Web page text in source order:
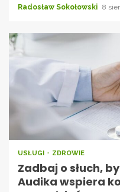
Radosław Sokołowski 8
USŁUGI ZDROWIE
Zadbaj o słuch,
Audika wspiera